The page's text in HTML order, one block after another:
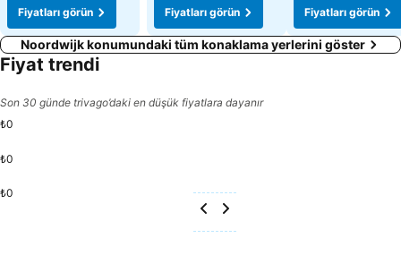
Fiyatları görün
Fiyatları görün
Fiyatları görün
Noordwijk konumundaki tüm konaklama yerlerini göster
Fiyat trendi
Son 30 günde trivago’daki en düşük fiyatlara dayanır
₺0
₺0
₺0